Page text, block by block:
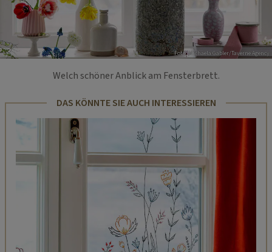
Foto: Michaela Gabler/Taverne Agency
Welch schöner Anblick am Fensterbrett.
DAS KÖNNTE SIE AUCH INTERESSIEREN